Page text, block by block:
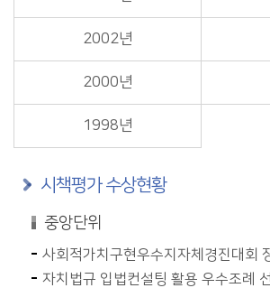
2002년
2000년
1998년
시책평가 수상현황
중앙단위
사회적가치구현우수지자체경진대회
자치법규 입법컨설팅 활용 우수조례